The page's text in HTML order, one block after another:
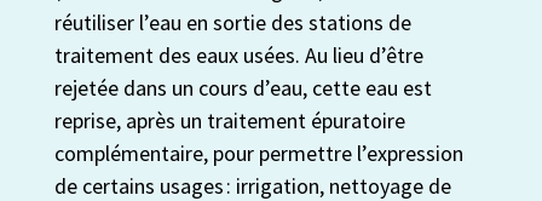
réutiliser l’eau en sortie des stations de
traitement des eaux usées. Au lieu d’être
rejetée dans un cours d’eau, cette eau est
reprise, après un traitement épuratoire
complémentaire, pour permettre l’expression
de certains usages : irrigation, nettoyage de